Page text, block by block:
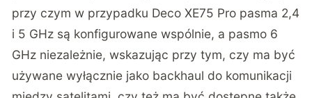
przy czym w przypadku Deco XE75 Pro pasma 2,4
i 5 GHz są konfigurowane wspólnie, a pasmo 6
GHz niezależnie, wskazując przy tym, czy ma być
używane wyłącznie jako backhaul do komunikacji